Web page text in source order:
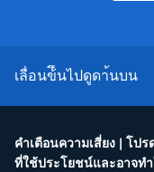
เลื่อนข้ึนไปดูดา้นบน
คำเตือนความเสี่ยง | โป
ที่ใช้ประโยชน์และอาจท